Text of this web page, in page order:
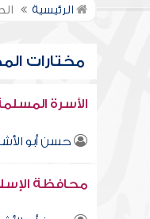
الرئيسية
مختارات
الأسرة
حسن أبو
محافظة